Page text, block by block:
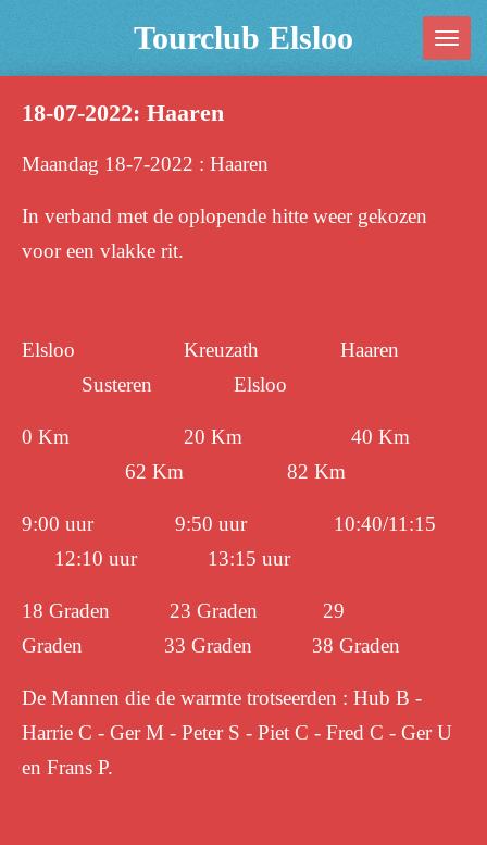
de
Tourclub Elsloo
18-07-2022: Haaren
Maandag 18-7-2022 : Haaren
In verband met de oplopende hitte weer gekozen
voor een vlakke rit.
Elsloo Kreuzath Haaren
Susteren Elsloo
0 Km 20 Km 40 Km
62 Km 82 Km
9:00 uur 9:50 uur 10:40/11:15
12:10 uur 13:15 uur
18 Graden 23 Graden 29
Graden 33 Graden 38 Graden
De Mannen die de warmte trotseerden : Hub B -
Harrie C - Ger M - Peter S - Piet C - Fred C - Ger U
en Frans P.